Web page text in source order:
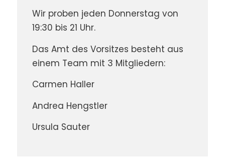
Wir proben jeden Donnerstag von
19:30 bis 21 Uhr.
Das Amt des Vorsitzes besteht aus
einem Team mit 3 Mitgliedern:
Carmen Haller
Andrea Hengstler
Ursula Sauter